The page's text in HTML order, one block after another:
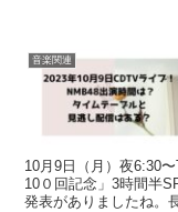
音楽関連
10月9日（月）夜6:30
10０回記念」3時間半
発表がありましたね。